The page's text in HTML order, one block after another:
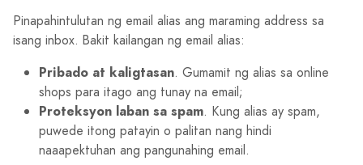
Pinapahintulutan ng email alias ang maraming address sa
isang inbox. Bakit kailangan ng email alias:
Pribado at kaligtasan. Gumamit ng alias sa online
shops para itago ang tunay na email;
Proteksyon laban sa spam. Kung alias ay spam,
puwede itong patayin o palitan nang hindi
naaapektuhan ang pangunahing email.